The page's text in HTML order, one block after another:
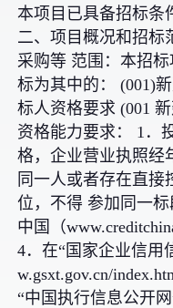
本项目已具备招标条
二、项目概况和招标
采购等 范围：本招
标为其中的： (001)
标人资格要求 (001
资格能力要求： 1．
格，企业营业执照经
同一人或者存在直接
位，不得 参加同一
中国（
4．在“国家企业信用
w.gsxt.gov.cn/
“中国执行信息公开